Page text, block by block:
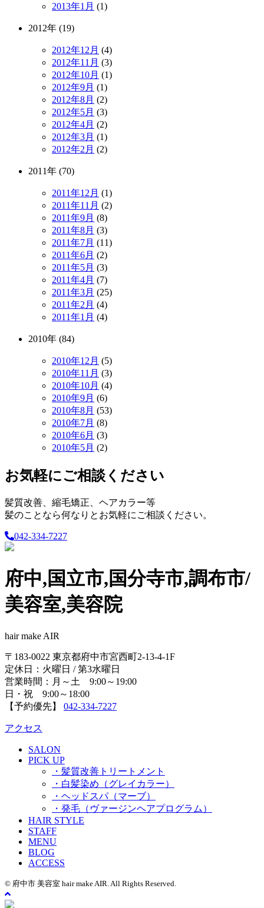
2013年1月 (1)
2012年 (19)
2012年12月 (4)
2012年11月 (3)
2012年10月 (1)
2012年9月 (1)
2012年8月 (2)
2012年5月 (3)
2012年4月 (2)
2012年3月 (1)
2012年2月 (2)
2011年 (70)
2011年12月 (1)
2011年11月 (2)
2011年9月 (8)
2011年8月 (3)
2011年7月 (11)
2011年6月 (2)
2011年5月 (3)
2011年4月 (7)
2011年3月 (25)
2011年2月 (4)
2011年1月 (4)
2010年 (84)
2010年12月 (5)
2010年11月 (3)
2010年10月 (4)
2010年9月 (6)
2010年8月 (53)
2010年7月 (8)
2010年6月 (3)
2010年5月 (2)
お気軽にご相談ください
髪質改善、縮毛矯正、ヘアカラー等
髪のことなら何なりとお気軽にご相談ください。
042-334-7227
府中,国立市,国分寺市,調布市/
美容室,美容院
hair make AIR
〒183-0022 東京都府中市宮西町2-13-4-1F
定休日：火曜日 / 第3水曜日
営業時間：月～土 9:00～19:00
日・祝 9:00～18:00
【予約優先】 042-334-7227
アクセス
SALON
PICK UP
・髪質改善トリートメント
・白髪染め（グレイカラー）
・ヘッドスパ（マーブ）
・発毛（ヴァージンヘアプログラム）
HAIR STYLE
STAFF
MENU
BLOG
ACCESS
© 府中市 美容室 hair make AIR. All Rights Reserved.